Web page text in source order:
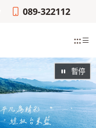
089-322112
:::
暫停